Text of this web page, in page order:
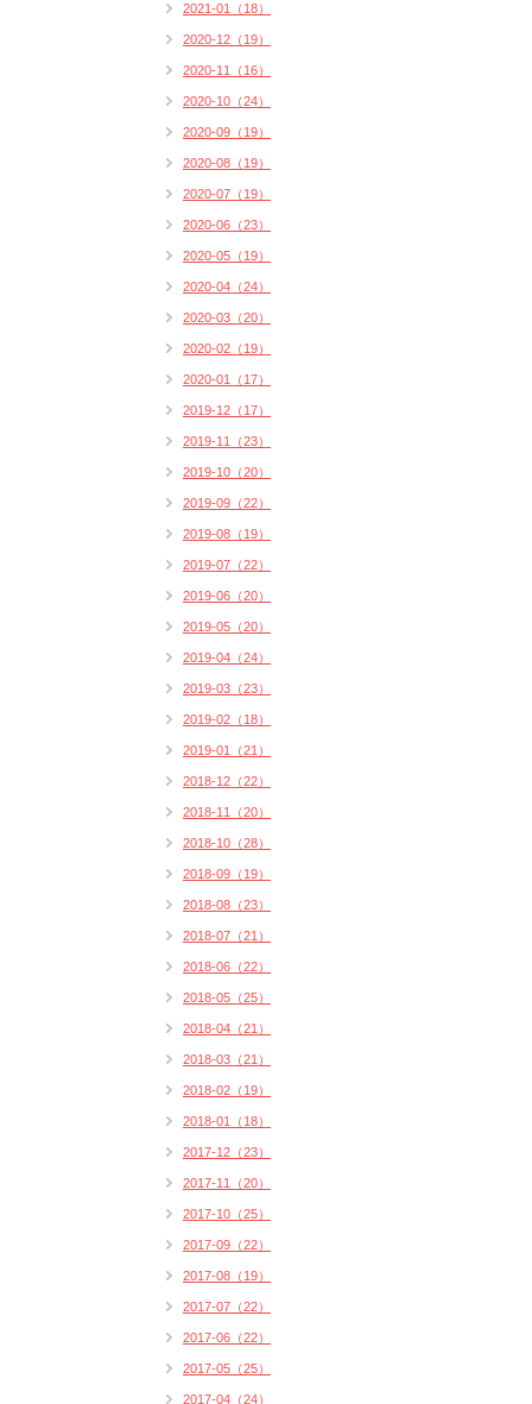
2021-01（18）
2020-12（19）
2020-11（16）
2020-10（24）
2020-09（19）
2020-08（19）
2020-07（19）
2020-06（23）
2020-05（19）
2020-04（24）
2020-03（20）
2020-02（19）
2020-01（17）
2019-12（17）
2019-11（23）
2019-10（20）
2019-09（22）
2019-08（19）
2019-07（22）
2019-06（20）
2019-05（20）
2019-04（24）
2019-03（23）
2019-02（18）
2019-01（21）
2018-12（22）
2018-11（20）
2018-10（28）
2018-09（19）
2018-08（23）
2018-07（21）
2018-06（22）
2018-05（25）
2018-04（21）
2018-03（21）
2018-02（19）
2018-01（18）
2017-12（23）
2017-11（20）
2017-10（25）
2017-09（22）
2017-08（19）
2017-07（22）
2017-06（22）
2017-05（25）
2017-04（24）